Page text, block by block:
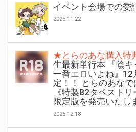
イベント会場での委
2025.11.22
★とらのあな購入特
生最新単行本 『陰
一番エロいよね』
定！！ とらのあな
《特製B2タペスト
限定版を発売いたし
2025.12.18